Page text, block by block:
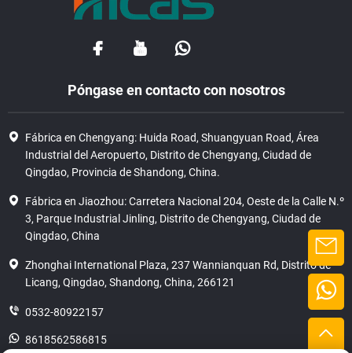
Póngase en contacto con nosotros
Fábrica en Chengyang: Huida Road, Shuangyuan Road, Área
Industrial del Aeropuerto, Distrito de Chengyang, Ciudad de
Qingdao, Provincia de Shandong, China.
Fábrica en Jiaozhou: Carretera Nacional 204, Oeste de la Calle N.º
3, Parque Industrial Jinling, Distrito de Chengyang, Ciudad de
Qingdao, China
Zhonghai International Plaza, 237 Wannianquan Rd, Distrito de
Licang, Qingdao, Shandong, China, 266121
0532-80922157
8618562586815